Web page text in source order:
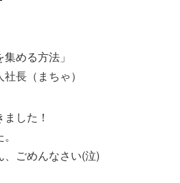
集める方法」
長（まちゃ）
した！
、ごめんなさい(泣)